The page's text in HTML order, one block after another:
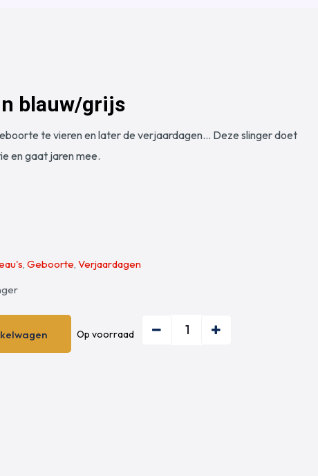
Op voorraad
blauw/grijs
te vieren en later de verjaardagen... Deze slinger doet
en gaat jaren mee.
, Geboorte, Verjaardagen
Op voorraad